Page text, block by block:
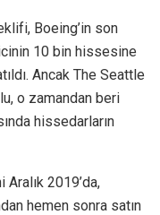
Boeing’in son
10 bin hissesine
Ancak The Seattle
o zamandan beri
hissedarların
Aralık 2019’da,
hemen sonra satın